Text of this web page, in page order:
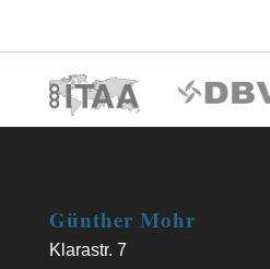
Günther Mohr
Klarastr. 7